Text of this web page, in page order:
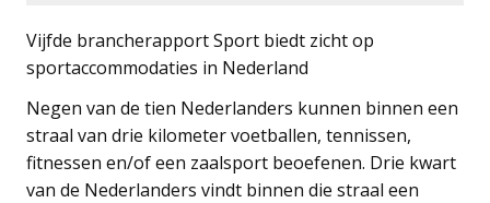
Vijfde brancherapport Sport biedt zicht op
sportaccommodaties in Nederland
Negen van de tien Nederlanders kunnen binnen een
straal van drie kilometer voetballen, tennissen,
fitnessen en/of een zaalsport beoefenen. Drie kwart
van de Nederlanders vindt binnen die straal een